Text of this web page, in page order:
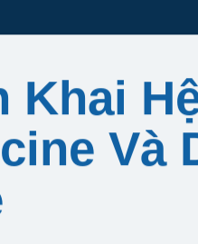
Khai
Và